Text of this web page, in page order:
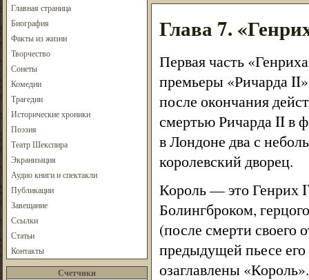
Главная страница
Биография
Факты из жизни
Творчество
Сонеты
Комедии
Трагедии
Исторические хроники
Поэзия
Театр Шекспира
Экранизация
Аудио книги и спектакли
Публикации
Завещание
Ссылки
Статьи
Контакты
Счетчики
Глава 7.
Первая часть
премьеры «Ричарда
после окончания
смертью Ричарда II в
в Лондоне два с
королевский дворец.
Король — это Генрих
Болингброком,
(после смерти своего
предыдущей пьесе
озаглавлены «Король».